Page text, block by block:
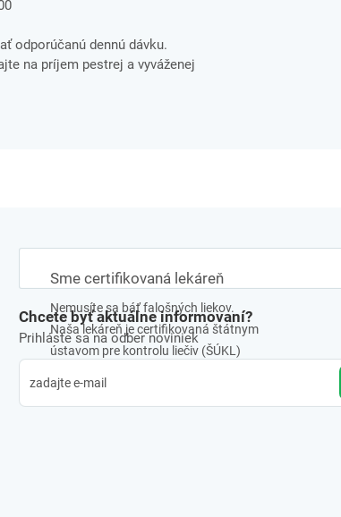
odporúčanú dennú dávku.
na príjem pestrej a vyváženej
Sme certifikovaná lekáreň
Nemusíte sa báť falošných liekov.
Naša lekáreň je certifikovaná štátnym
ústavom pre kontrolu liečiv (ŠÚKL)
Chcete byť aktuálne informovaní?
Prihláste sa na odber noviniek